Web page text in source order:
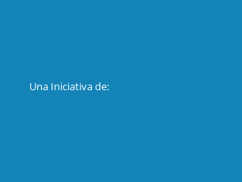
Una Iniciativa de: